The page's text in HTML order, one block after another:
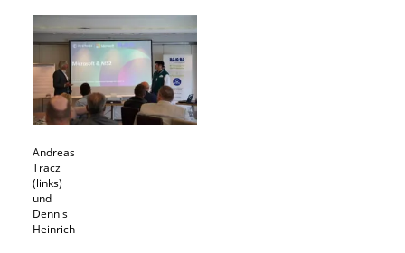
Andreas
Tracz
(links)
und
Dennis
Heinrich